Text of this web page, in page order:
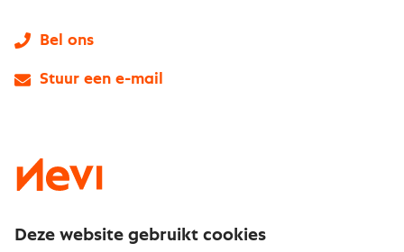
Bel ons
Stuur een e-mail
Deze website gebruikt cookies